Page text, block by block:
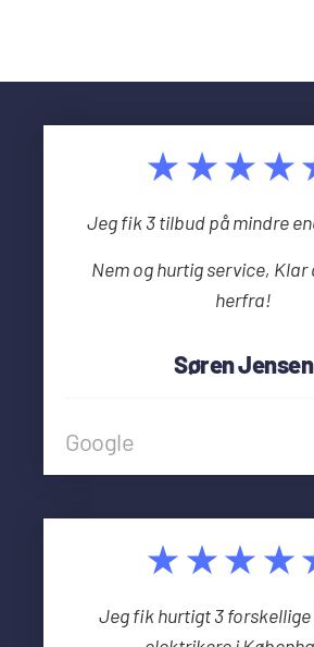
Jeg fik 3 tilbud på mindre
Nem og hurtig service,
herfra!
Søren Jensen
Google
Jeg fik hurtigt 3